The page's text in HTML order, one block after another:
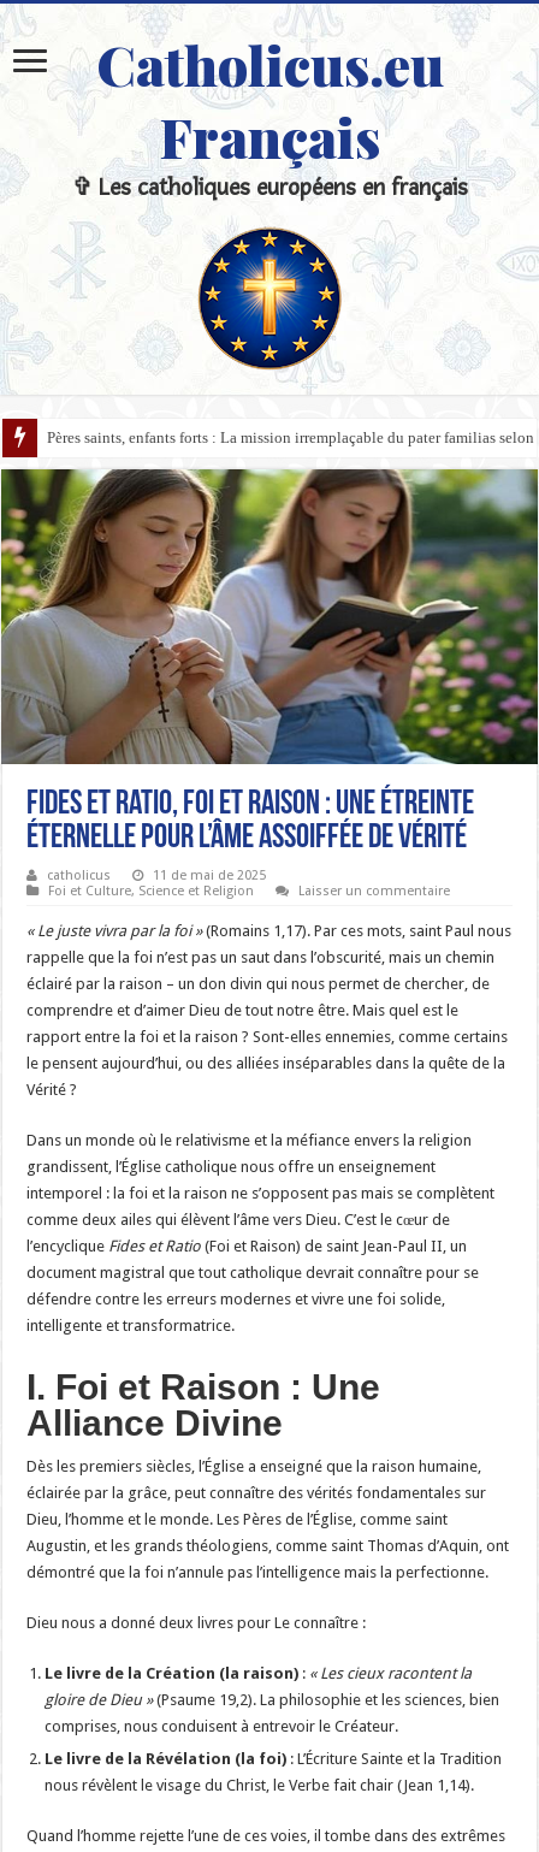
Catholicus.eu
Français
✞ Les catholiques européens en français
Pères saints, enfants forts : La mission irremplaçable du pater familias selon
Fides et Ratio, Foi et Raison : Une Étreinte
Éternelle pour l’Âme Assoiffée de Vérité
catholicus
11 de mai de 2025
Foi et Culture, Science et Religion Laisser un commentaire
« Le juste vivra par la foi »(Romains 1,17). Par ces mots, saint Paul nous
rappelle que la foi n’est pas un saut dans l’obscurité, mais un chemin
éclairé par la raison – un don divin qui nous permet de chercher, de
comprendre et d’aimer Dieu de tout notre être. Mais quel est le
rapport entre la foi et la raison ? Sont-elles ennemies, comme certains
le pensent aujourd’hui, ou des alliées inséparables dans la quête de la
Vérité ?
Dans un monde où le relativisme et la méfiance envers la religion
grandissent, l’Église catholique nous offre un enseignement
intemporel : la foi et la raison ne s’opposent pas mais se complètent
comme deux ailes qui élèvent l’âme vers Dieu. C’est le cœur de
l’encyclique Fides et Ratio (Foi et Raison) de saint Jean-Paul II, un
document magistral que tout catholique devrait connaître pour se
défendre contre les erreurs modernes et vivre une foi solide,
intelligente et transformatrice.
I. Foi et Raison : Une
Alliance Divine
Dès les premiers siècles, l’Église a enseigné que la raison humaine,
éclairée par la grâce, peut connaître des vérités fondamentales sur
Dieu, l’homme et le monde. Les Pères de l’Église, comme saint
Augustin, et les grands théologiens, comme saint Thomas d’Aquin, ont
démontré que la foi n’annule pas l’intelligence mais la perfectionne.
Dieu nous a donné deux livres pour Le connaître :
Le livre de la Création (la raison) : « Les cieux racontent la
gloire de Dieu »(Psaume 19,2). La philosophie et les sciences, bien
comprises, nous conduisent à entrevoir le Créateur.
Le livre de la Révélation (la foi) : L’Écriture Sainte et la Tradition
nous révèlent le visage du Christ, le Verbe fait chair (Jean 1,14).
Quand l’homme rejette l’une de ces voies, il tombe dans des extrêmes